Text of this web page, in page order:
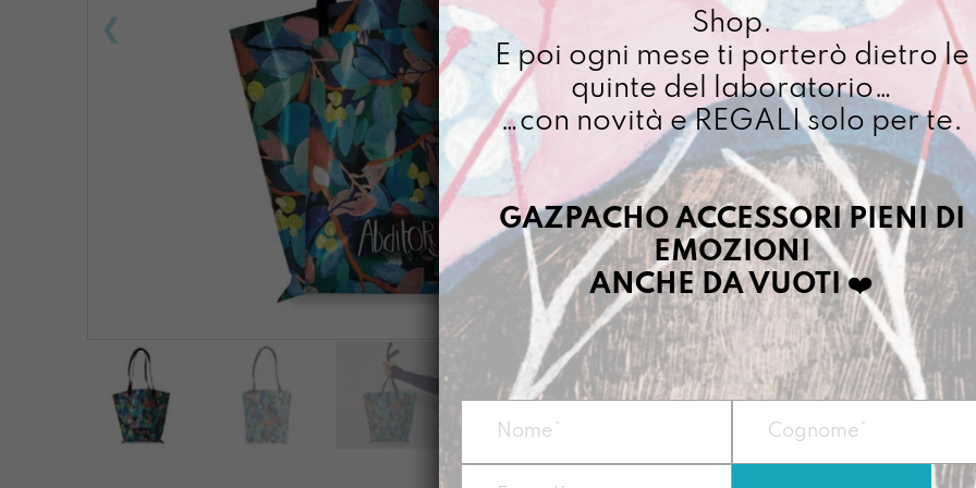
quantità
Cuciamo ogni ordine
4/5 giorni lavorativi,
importo superiore ai
Dettagli prodotto
Lei è la shopper
l’etichetta. Un
regno e lo fa con
Misura:30 x 34 x
Peso: circa 400g
Materiale:
recuperato da
Doppia tracolla
Shop.
E poi ogni mese ti porterò dietro le
quinte del laboratorio…
…con novità e REGALI solo per te.
GAZPACHO ACCESSORI PIENI DI
EMOZIONI
ANCHE DA VUOTI❤️